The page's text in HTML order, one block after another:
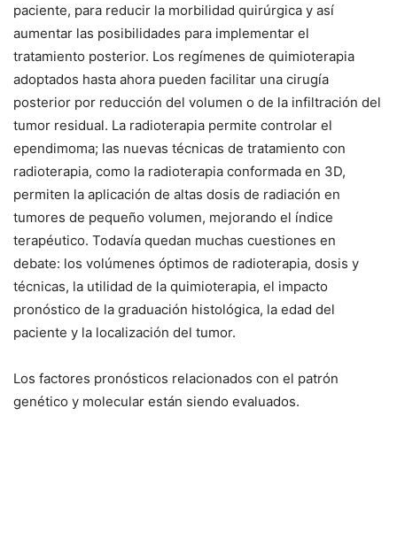
paciente, para reducir la morbilidad quirúrgica y así
aumentar las posibilidades para implementar el
tratamiento posterior. Los regímenes de quimioterapia
adoptados hasta ahora pueden facilitar una cirugía
posterior por reducción del volumen o de la infiltración del
tumor residual. La radioterapia permite controlar el
ependimoma; las nuevas técnicas de tratamiento con
radioterapia, como la radioterapia conformada en 3D,
permiten la aplicación de altas dosis de radiación en
tumores de pequeño volumen, mejorando el índice
terapéutico. Todavía quedan muchas cuestiones en
debate: los volúmenes óptimos de radioterapia, dosis y
técnicas, la utilidad de la quimioterapia, el impacto
pronóstico de la graduación histológica, la edad del
paciente y la localización del tumor.
Los factores pronósticos relacionados con el patrón
genético y molecular están siendo evaluados.